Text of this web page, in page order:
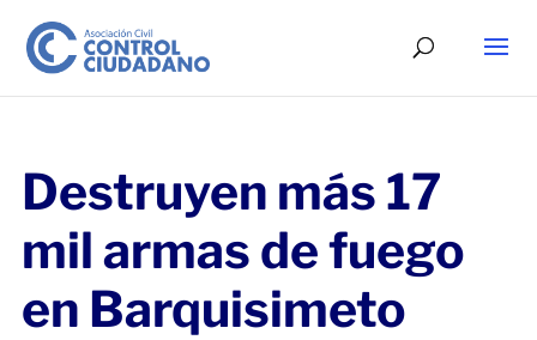
Destruyen más 17
mil armas de fuego
en Barquisimeto